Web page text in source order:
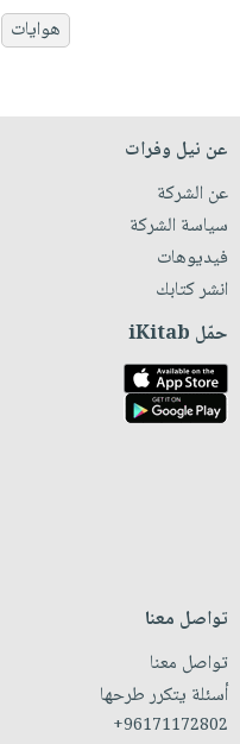
هوايات
عن نيل وفرات
عن الشركة
سياسة الشركة
فيديوهات
انشر كتابك
حمّل iKitab
تواصل معنا
تواصل معنا
أسئلة يتكرر طرحها
+96171172802